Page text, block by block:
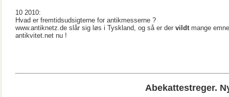
10 2010:
Hvad er fremtidsudsigterne for antikmesserne ?
www.antiknetz.de slår sig løs i Tyskland, og så er der vildt mange
antikvitet.net nu !
Abekattestreger.